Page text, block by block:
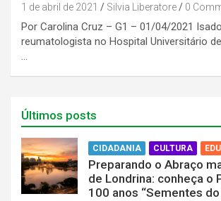
1 de abril de 2021 Silvia Liberatore 0
Por Carolina Cruz – G1 – 01/04/2021
reumatologista no Hospital Universitário
…
Últimos posts
CIDADANIA CULTURA
Preparando o Abraço
de Londrina: conheça o
100 anos “Sementes do